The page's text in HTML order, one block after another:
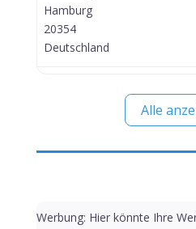
Hamburg
20354
Deutschland
Alle
Werbung: Hier könnte Ihre